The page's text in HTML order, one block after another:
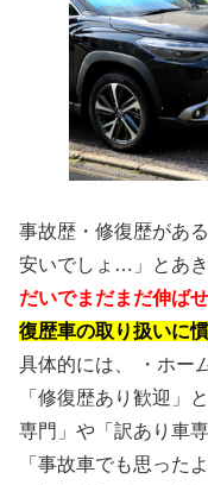
事故歴・修復歴があ
安いでしょ…」とあき
だいでまだまだ伸ば
復歴車の取り扱いに
具体的には、 ・ホー
「修復歴あり歓迎」
専門」や「訳あり車
「事故車でも思った